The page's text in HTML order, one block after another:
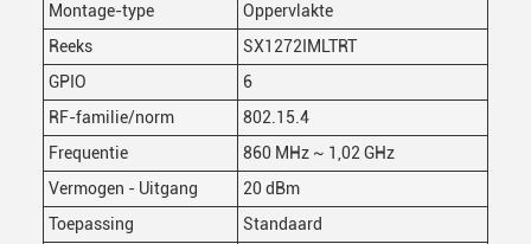
Montage-type
Oppervlakte
Reeks
SX1272IMLTRT
GPIO
6
RF-familie/norm
802.15.4
Frequentie
860 MHz ~ 1,02 GHz
Vermogen - Uitgang
20 dBm
Toepassing
Standaard